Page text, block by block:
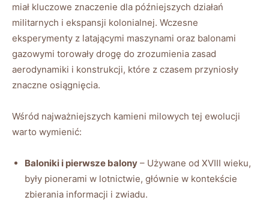
miał kluczowe znaczenie dla późniejszych działań
militarnych i ekspansji kolonialnej. Wczesne
eksperymenty z latającymi maszynami oraz balonami
gazowymi torowały drogę do zrozumienia zasad
aerodynamiki i konstrukcji, które z czasem przyniosły
znaczne osiągnięcia.
Wśród najważniejszych kamieni milowych tej ewolucji
warto wymienić:
Baloniki i pierwsze balony – Używane od XVIII wieku,
były pione­rami w lotnictwie, głównie w kontekście
zbierania informacji i zwiadu.